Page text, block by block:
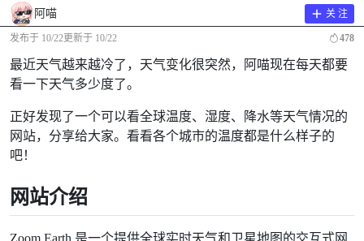
阿喵 关 注
发布于 10/22更新于 10/22 478
最近天气越来越冷了，天气变化很突然，阿喵现在每天都要
看一下天气多少度了。
正好发现了一个可以看全球温度、湿度、降水等天气情况的
网站，分享给大家。看看各个城市的温度都是什么样子的
吧！
网站介绍